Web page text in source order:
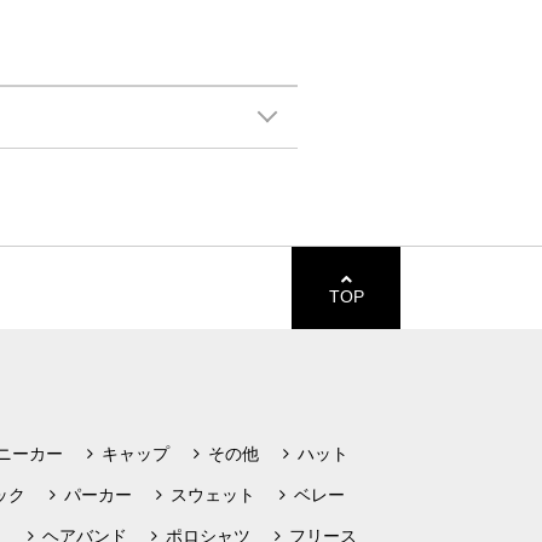
TOP
ーカー キャップ その他 ハット
ク パーカー スウェット ベレー
ヘアバンド ポロシャツ フリース